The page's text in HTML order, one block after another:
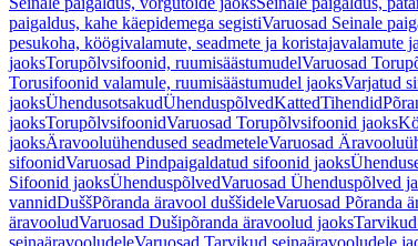
paigaldus, kahe käepidemega segistiVaruosad Seinale
pesukoha, köögivalamute, seadmete ja koristajavalamute
jaoksTorupõlvsifoonid, ruumisäästumudelVaruosad
Torusifoonid valamule, ruumisäästumudel jaoksVarjatud
jaoksÜhendusotsakudÜhenduspõlvedKattedTihendid
jaoksTorupõlvsifoonidVaruosad Torupõlvsifoonid jaoks
jaoksÄravooluühendused seadmeteleVaruosad
sifoonidVaruosad Pindpaigaldatud sifoonid jaoks
Sifoonid jaoksÜhenduspõlvedVaruosad Ühenduspõlved
vannidDuššPõranda äravool duššideleVaruosad Põranda
äravooludVaruosad Dušipõranda äravoolud jaoks
seinaäravooludeleVaruosad Tarvikud seinaäravooludele